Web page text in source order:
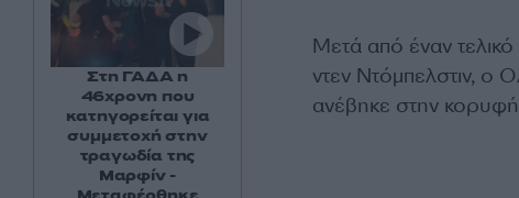
Μετά από έναν
ντεν Ντόμπελστιν, ο
ανέβηκε στην
Στη ΓΑΔΑ η
46χρονη που
κατηγορείται για
συμμετοχή στην
τραγωδία της
Μαρφίν -